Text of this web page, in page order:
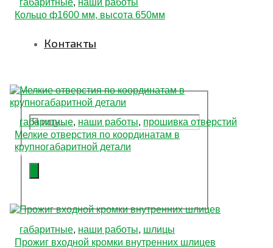
Контакты
Подать заявку
габаритные, наши работы
Кольцо ф1600 мм, высота 650мм
габаритные, наши работы, прошивка отверстий
Мелкие отверстия по координатам в
крупногабаритной детали
габаритные, наши работы, шлицы
Прожиг входной кромки внутренних шлицев